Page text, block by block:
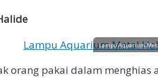
Lampu Aquarium
orang pakai dalam menghias